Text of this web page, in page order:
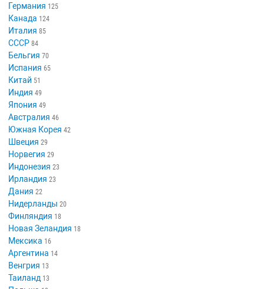
Германия 125
Канада 124
Италия 85
СССР 84
Бельгия 70
Испания 65
Китай 51
Индия 49
Япония 49
Австралия 46
Южная Корея 42
Швеция 29
Норвегия 29
Индонезия 23
Ирландия 23
Дания 22
Нидерланды 20
Финляндия 18
Новая Зеландия 18
Мексика 16
Аргентина 14
Венгрия 13
Таиланд 13